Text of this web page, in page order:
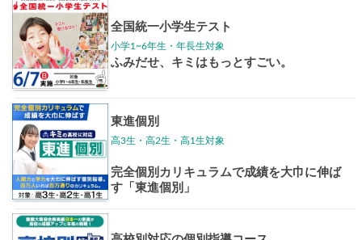
東大特進
イベントほか